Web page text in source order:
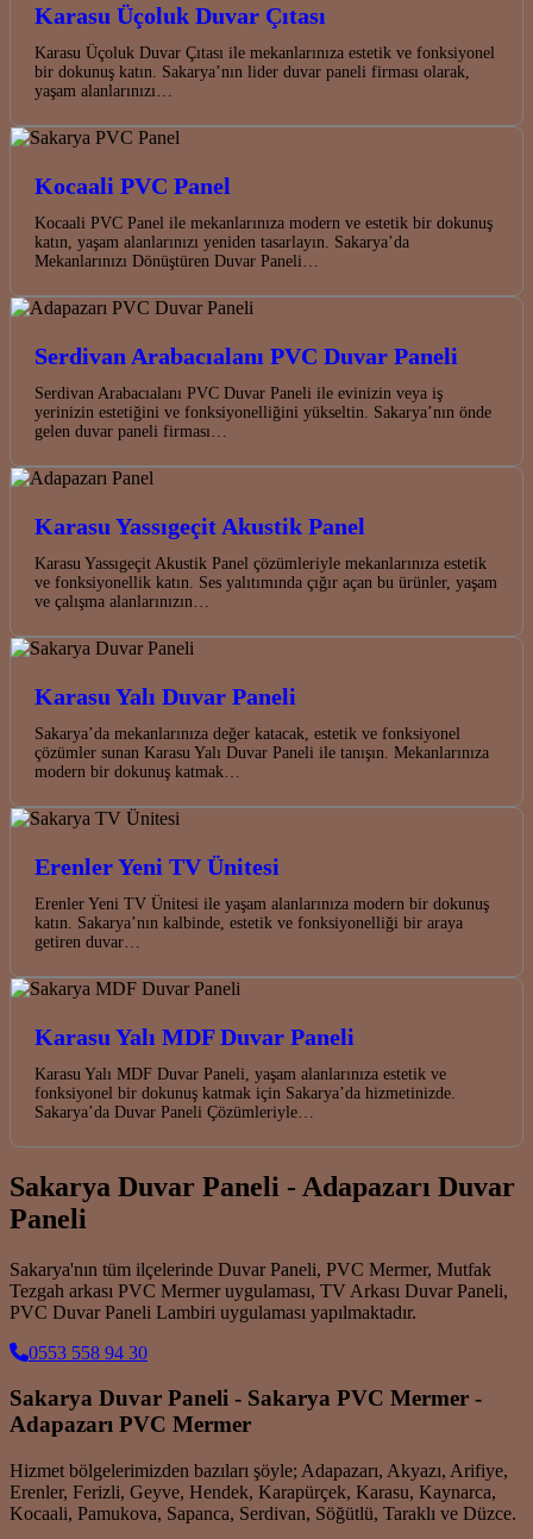
Karasu Üçoluk Duvar Çıtası
Karasu Üçoluk Duvar Çıtası ile mekanlarınıza estetik ve fonksiyonel
bir dokunuş katın. Sakarya’nın lider duvar paneli firması olarak,
yaşam alanlarınızı…
Kocaali PVC Panel
Kocaali PVC Panel ile mekanlarınıza modern ve estetik bir dokunuş
katın, yaşam alanlarınızı yeniden tasarlayın. Sakarya’da
Mekanlarınızı Dönüştüren Duvar Paneli…
Serdivan Arabacıalanı PVC Duvar Paneli
Serdivan Arabacıalanı PVC Duvar Paneli ile evinizin veya iş
yerinizin estetiğini ve fonksiyonelliğini yükseltin. Sakarya’nın önde
gelen duvar paneli firması…
Karasu Yassıgeçit Akustik Panel
Karasu Yassıgeçit Akustik Panel çözümleriyle mekanlarınıza estetik
ve fonksiyonellik katın. Ses yalıtımında çığır açan bu ürünler, yaşam
ve çalışma alanlarınızın…
Karasu Yalı Duvar Paneli
Sakarya’da mekanlarınıza değer katacak, estetik ve fonksiyonel
çözümler sunan Karasu Yalı Duvar Paneli ile tanışın. Mekanlarınıza
modern bir dokunuş katmak…
Erenler Yeni TV Ünitesi
Erenler Yeni TV Ünitesi ile yaşam alanlarınıza modern bir dokunuş
katın. Sakarya’nın kalbinde, estetik ve fonksiyonelliği bir araya
getiren duvar…
Karasu Yalı MDF Duvar Paneli
Karasu Yalı MDF Duvar Paneli, yaşam alanlarınıza estetik ve
fonksiyonel bir dokunuş katmak için Sakarya’da hizmetinizde.
Sakarya’da Duvar Paneli Çözümleriyle…
Sakarya Duvar Paneli - Adapazarı Duvar
Paneli
Sakarya'nın tüm ilçelerinde Duvar Paneli, PVC Mermer, Mutfak
Tezgah arkası PVC Mermer uygulaması, TV Arkası Duvar Paneli,
PVC Duvar Paneli Lambiri uygulaması yapılmaktadır.
0553 558 94 30
Sakarya Duvar Paneli - Sakarya PVC Mermer -
Adapazarı PVC Mermer
Hizmet bölgelerimizden bazıları şöyle; Adapazarı, Akyazı, Arifiye,
Erenler, Ferizli, Geyve, Hendek, Karapürçek, Karasu, Kaynarca,
Kocaali, Pamukova, Sapanca, Serdivan, Söğütlü, Taraklı ve Düzce.